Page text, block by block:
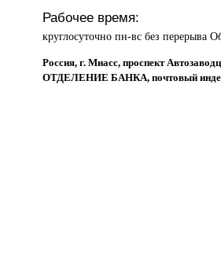
Рабочее время:
круглосуточно пн-вс без перерыва
Россия, г. Миасс, проспект
ОТДЕЛЕНИЕ БАНКА, почтовый